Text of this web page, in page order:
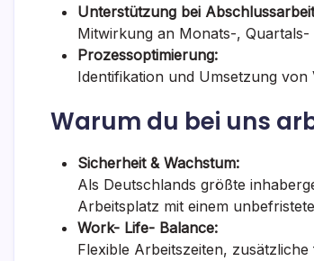
Unterstützung bei
Mitwirkung an Monats-,
Prozessoptimierung:
Identifikation und Umsetzung
Warum du bei uns
Sicherheit & Wachstum:
Als Deutschlands größte
Arbeitsplatz mit einem
Work- Life- Balance:
Flexible Arbeitszeiten,